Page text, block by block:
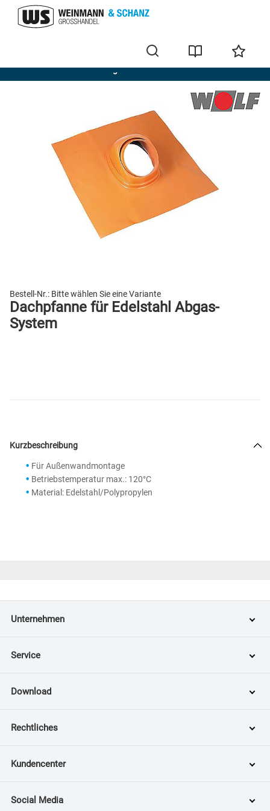
Für die Außenwandmontage:
Bestell-Nr.: Bitte wählen Sie eine Variante
Dachpfanne für Edelstahl Abgas-
System
Kurzbeschreibung
Für Außenwandmontage
Betriebstemperatur max.: 120°C
Material: Edelstahl/Polypropylen
Unternehmen
Service
Download
Rechtliches
Kundencenter
Social Media